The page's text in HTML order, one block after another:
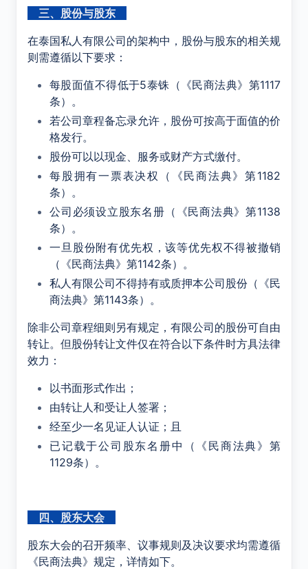
三、股份与股东
在泰国私人有限公司的架构中，股份与股东的相关规
则需遵循以下要求：
每股面值不得低于5泰铢（《民商法典》第1117
条）。
若公司章程备忘录允许，股份可按高于面值的价
格发行。
股份可以以现金、服务或财产方式缴付。
每股拥有一票表决权（《民商法典》第1182
条）。
公司必须设立股东名册（《民商法典》第1138
条）。
一旦股份附有优先权，该等优先权不得被撤销
（《民商法典》第1142条）。
私人有限公司不得持有或质押本公司股份（《民
商法典》第1143条）。
除非公司章程细则另有规定，有限公司的股份可自由
转让。但股份转让文件仅在符合以下条件时方具法律
效力：
以书面形式作出；
由转让人和受让人签署；
经至少一名见证人认证；且
已记载于公司股东名册中（《民商法典》第
1129条）。
四、股东大会
股东大会的召开频率、议事规则及决议要求均需遵循
《民商法典》规定，详情如下。